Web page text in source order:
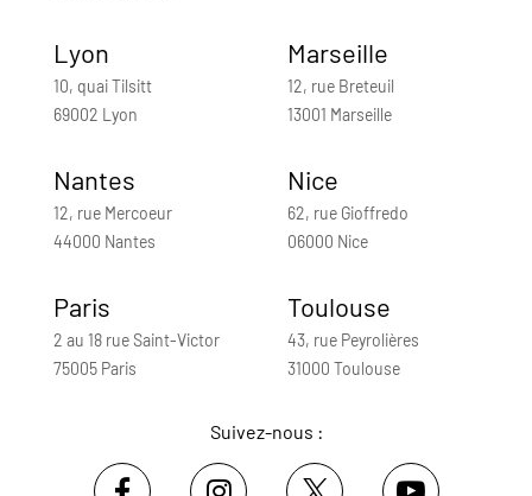
Lyon
10, quai Tilsitt
69002 Lyon
Marseille
12, rue Breteuil
13001 Marseille
Nantes
12, rue Mercoeur
44000 Nantes
Nice
62, rue Gioffredo
06000 Nice
Paris
2 au 18 rue Saint-Victor
75005 Paris
Toulouse
43, rue Peyrolières
31000 Toulouse
Suivez-nous :